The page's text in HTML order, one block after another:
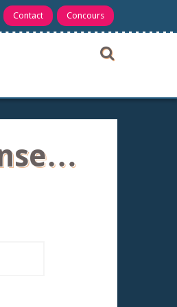
Contact Concours